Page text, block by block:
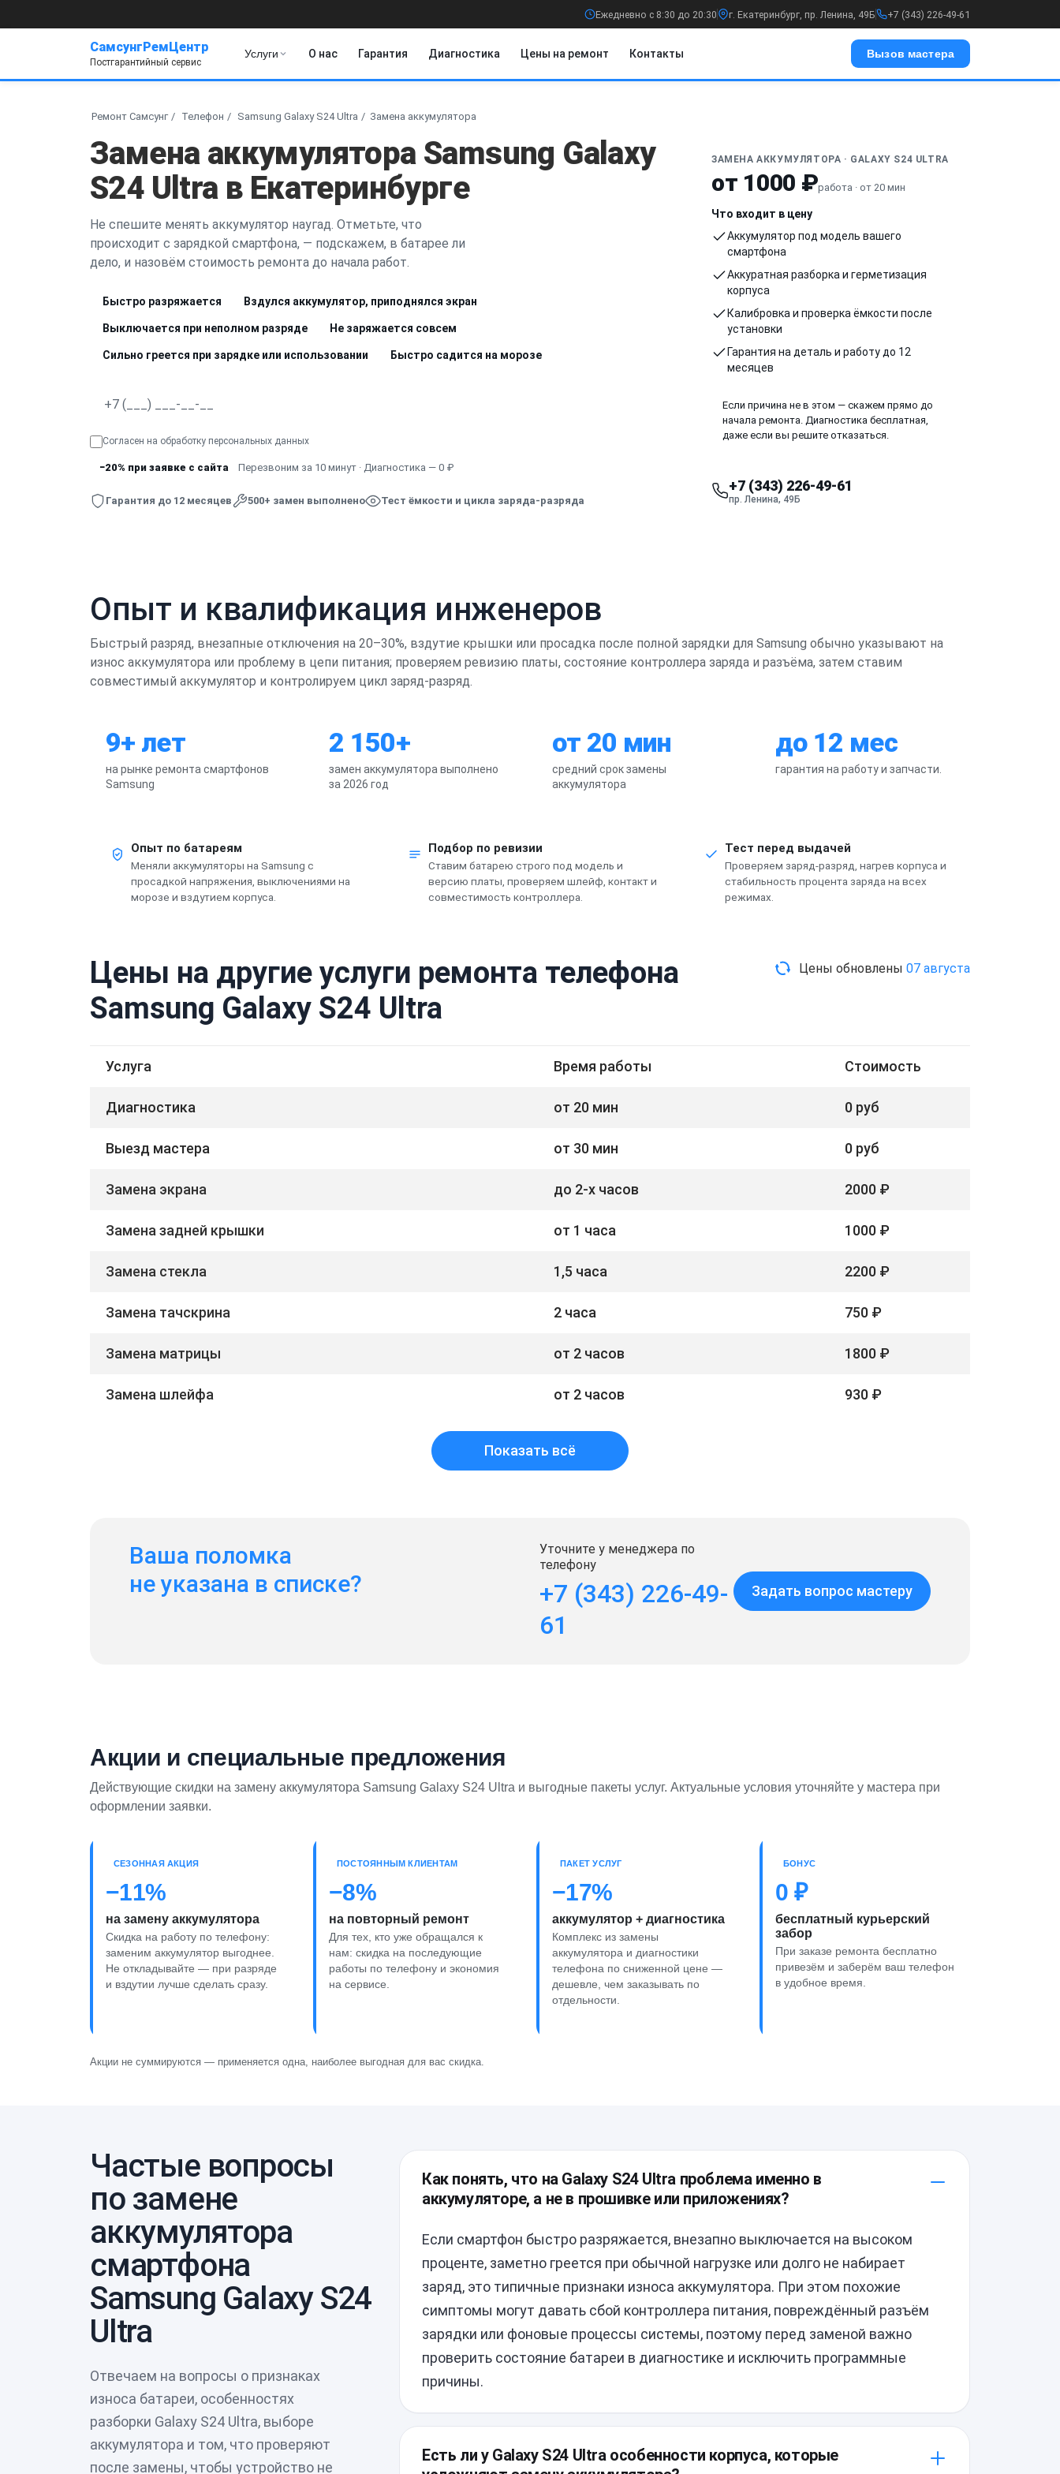
Ежедневно с 8:30 до 20:30 г. Екатеринбург, пр. Ленина, 49Б +7 (343) 226-49-61
СамсунгРемЦентр
Постгарантийный сервис
Услуги О нас Гарантия Диагностика Цены на ремонт Контакты Вызов мастера
Ремонт Самсунг Телефон Samsung Galaxy S24 Ultra Замена аккумулятора
Замена аккумулятора Samsung Galaxy
S24 Ultra в Екатеринбурге
Не спешите менять аккумулятор наугад. Отметьте, что
происходит с зарядкой смартфона, — подскажем, в батарее ли
дело, и назовём стоимость ремонта до начала работ.
Быстро разряжается Вздулся аккумулятор, приподнялся экран
Выключается при неполном разряде Не заряжается совсем
Сильно греется при зарядке или использовании Быстро садится на морозе
Согласен на обработку персональных данных
−20% при заявке с сайта Перезвоним за 10 минут · Диагностика — 0 ₽
Гарантия до 12 месяцев 500+ замен выполнено Тест ёмкости и цикла заряда-разряда
ЗАМЕНА АККУМУЛЯТОРА · GALAXY S24 ULTRA
от 1000 ₽работа · от 20 мин
Что входит в цену
Аккумулятор под модель вашего
смартфона
Аккуратная разборка и герметизация
корпуса
Калибровка и проверка ёмкости после
установки
Гарантия на деталь и работу до 12
месяцев
Если причина не в этом — скажем прямо до
начала ремонта. Диагностика бесплатная,
даже если вы решите отказаться.
+7 (343) 226-49-61
пр. Ленина, 49Б
Опыт и квалификация инженеров
Быстрый разряд, внезапные отключения на 20–30%, вздутие крышки или просадка после полной зарядки для Samsung обычно указывают на
износ аккумулятора или проблему в цепи питания; проверяем ревизию платы, состояние контроллера заряда и разъёма, затем ставим
совместимый аккумулятор и контролируем цикл заряд-разряд.
9+ лет
на рынке ремонта смартфонов
Samsung
2 150+
замен аккумулятора выполнено
за 2026 год
от 20 мин
средний срок замены
аккумулятора
до 12 мес
гарантия на работу и запчасти.
Опыт по батареям
Меняли аккумуляторы на Samsung с
просадкой напряжения, выключениями на
морозе и вздутием корпуса.
Подбор по ревизии
Ставим батарею строго под модель и
версию платы, проверяем шлейф, контакт и
совместимость контроллера.
Тест перед выдачей
Проверяем заряд-разряд, нагрев корпуса и
стабильность процента заряда на всех
режимах.
Цены на другие услуги ремонта телефона
Samsung Galaxy S24 Ultra
Цены обновлены 07 августа
Услуга Время работы Стоимость
Диагностика от 20 мин 0 руб
Выезд мастера от 30 мин 0 руб
Замена экрана до 2-х часов 2000 ₽
Замена задней крышки от 1 часа 1000 ₽
Замена стекла 1,5 часа 2200 ₽
Замена тачскрина 2 часа 750 ₽
Замена матрицы от 2 часов 1800 ₽
Замена шлейфа от 2 часов 930 ₽
Показать всё
Ваша поломка
не указана в списке?
Уточните у менеджера по
телефону
+7 (343) 226-49-
61
Задать вопрос мастеру
Акции и специальные предложения
Действующие скидки на замену аккумулятора Samsung Galaxy S24 Ultra и выгодные пакеты услуг. Актуальные условия уточняйте у мастера при
оформлении заявки.
СЕЗОННАЯ АКЦИЯ
−11%
на замену аккумулятора
Скидка на работу по телефону:
заменим аккумулятор выгоднее.
Не откладывайте — при разряде
и вздутии лучше сделать сразу.
ПОСТОЯННЫМ КЛИЕНТАМ
−8%
на повторный ремонт
Для тех, кто уже обращался к
нам: скидка на последующие
работы по телефону и экономия
на сервисе.
ПАКЕТ УСЛУГ
−17%
аккумулятор + диагностика
Комплекс из замены
аккумулятора и диагностики
телефона по сниженной цене —
дешевле, чем заказывать по
отдельности.
БОНУС
0 ₽
бесплатный курьерский
забор
При заказе ремонта бесплатно
привезём и заберём ваш телефон
в удобное время.
Акции не суммируются — применяется одна, наиболее выгодная для вас скидка.
Частые вопросы
по замене
аккумулятора
смартфона
Samsung Galaxy S24
Ultra
Отвечаем на вопросы о признаках
износа батареи, особенностях
разборки Galaxy S24 Ultra, выборе
аккумулятора и том, что проверяют
после замены, чтобы устройство не
Как понять, что на Galaxy S24 Ultra проблема именно в
аккумуляторе, а не в прошивке или приложениях?
Если смартфон быстро разряжается, внезапно выключается на высоком
проценте, заметно греется при обычной нагрузке или долго не набирает
заряд, это типичные признаки износа аккумулятора. При этом похожие
симптомы могут давать сбой контроллера питания, повреждённый разъём
зарядки или фоновые процессы системы, поэтому перед заменой важно
проверить состояние батареи в диагностике и исключить программные
причины.
Есть ли у Galaxy S24 Ultra особенности корпуса, которые